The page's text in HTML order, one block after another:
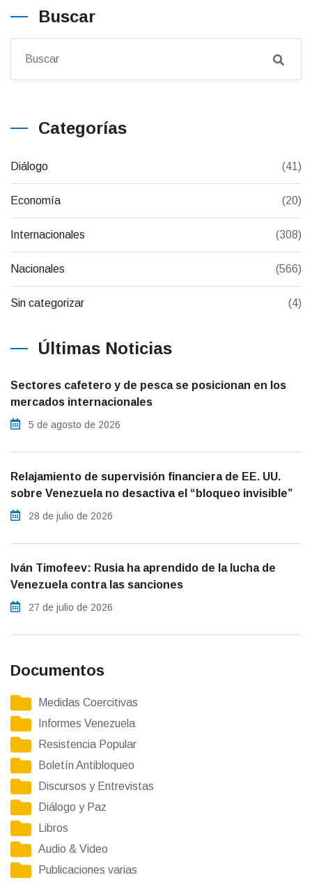
Buscar
Categorías
Diálogo (41)
Economía (20)
Internacionales (308)
Nacionales (566)
Sin categorizar (4)
Últimas Noticias
Sectores cafetero y de pesca se posicionan en los
mercados internacionales
5 de agosto de 2026
Relajamiento de supervisión financiera de EE. UU.
sobre Venezuela no desactiva el “bloqueo invisible”
28 de julio de 2026
Iván Timofeev: Rusia ha aprendido de la lucha de
Venezuela contra las sanciones
27 de julio de 2026
Documentos
Medidas Coercitivas
Informes Venezuela
Resistencia Popular
Boletín Antibloqueo
Discursos y Entrevistas
Diálogo y Paz
Libros
Audio & Video
Publicaciones varias